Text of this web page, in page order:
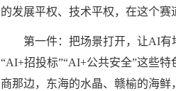
的发展平权、技术平权，在这个赛
第一件：把场景打开，让AI有
“AI+招投标”“AI+公共安全”这些
商那边，东海的水晶、赣榆的海